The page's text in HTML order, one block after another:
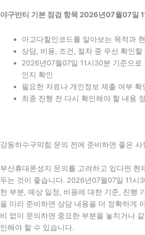
야구반티 기본 점검 항목 2026년07월07일
아고다할인코드를 알아보는 목적과
상담, 비용, 조건, 절차 중 우선 확인할
2026년07월07일 11시30분 기준으로
인지 확인
필요한 자료나 개인정보 제출 여부 확
최종 진행 전 다시 확인해야 할 내용
강동하수구막힘 문의 전에 준비하면 좋은 사
부산휴대폰성지 문의를 고려하고 있다면 현
두는 것이 좋습니다. 2026년07월07일 11시
한 부분, 예상 일정, 비용에 대한 기준, 진행
을 미리 준비하면 상담 내용을 더 정확하게
비 없이 문의하면 중요한 부분을 놓치거나
인해야 할 수 있습니다.